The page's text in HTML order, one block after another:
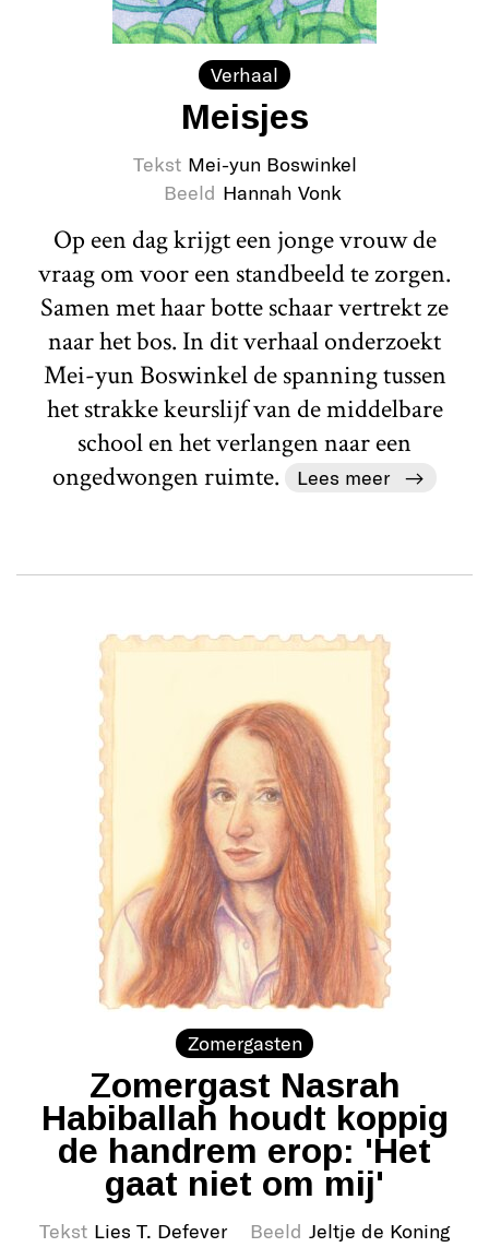
Verhaal
Meisjes
Tekst Mei-yun Boswinkel
Beeld Hannah Vonk
Op een dag krijgt een jonge vrouw de
vraag om voor een standbeeld te zorgen.
Samen met haar botte schaar vertrekt ze
naar het bos. In dit verhaal onderzoekt
Mei-yun Boswinkel de spanning tussen
het strakke keurslijf van de middelbare
school en het verlangen naar een
ongedwongen ruimte.
Lees meer
Zomergasten
Zomergast Nasrah
Habiballah houdt koppig
de handrem erop: 'Het
gaat niet om mij'
Tekst Lies T. Defever Beeld Jeltje de Koning